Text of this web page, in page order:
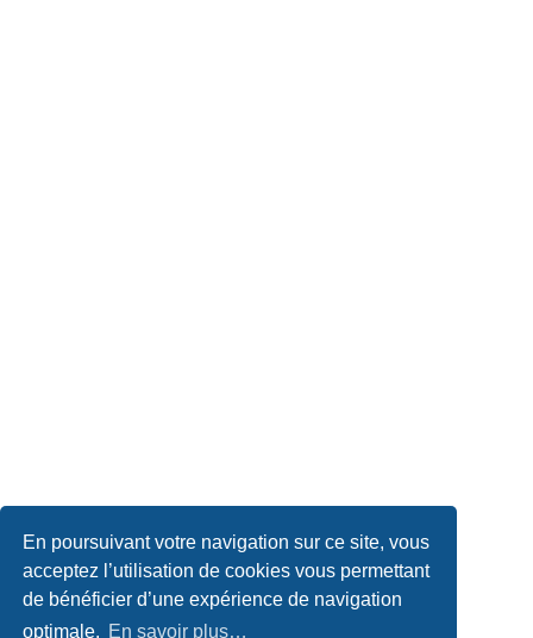
En poursuivant votre navigation sur ce site, vous
acceptez l’utilisation de cookies vous permettant
de bénéficier d’une expérience de navigation
optimale. En savoir plus…